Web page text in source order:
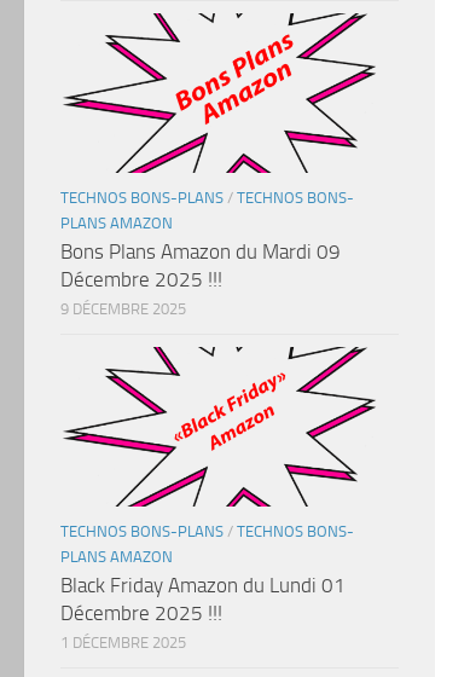
TECHNOS BONS-PLANS / TECHNOS BONS-
PLANS AMAZON
Bons Plans Amazon du Mardi 09
Décembre 2025 !!!
9 DÉCEMBRE 2025
TECHNOS BONS-PLANS / TECHNOS BONS-
PLANS AMAZON
Black Friday Amazon du Lundi 01
Décembre 2025 !!!
1 DÉCEMBRE 2025